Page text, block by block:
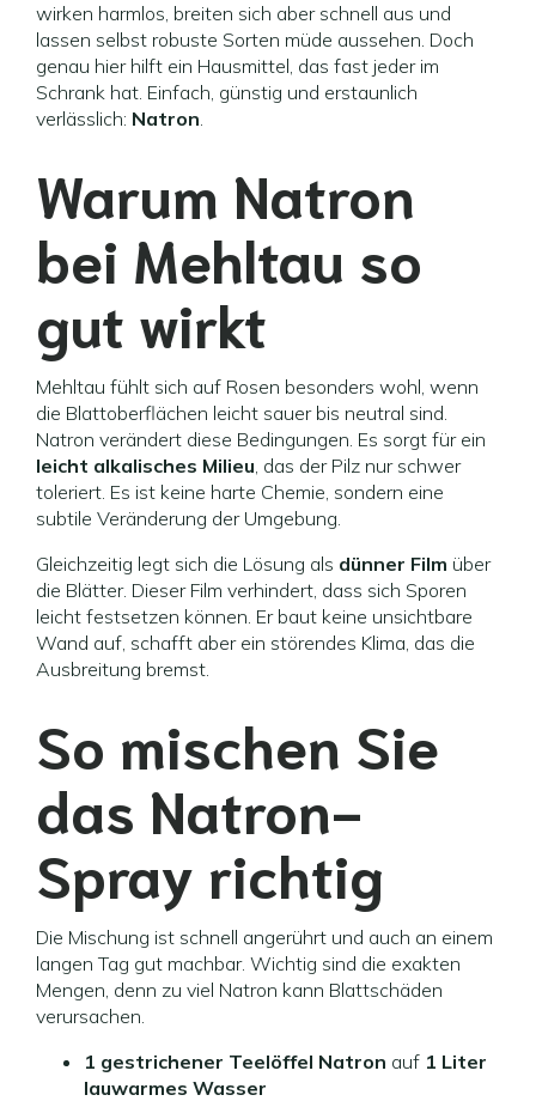
wirken harmlos, breiten sich aber schnell aus und
lassen selbst robuste Sorten müde aussehen. Doch
genau hier hilft ein Hausmittel, das fast jeder im
Schrank hat. Einfach, günstig und erstaunlich
verlässlich: Natron.
Warum Natron
bei Mehltau so
gut wirkt
Mehltau fühlt sich auf Rosen besonders wohl, wenn
die Blattoberflächen leicht sauer bis neutral sind.
Natron verändert diese Bedingungen. Es sorgt für ein
leicht alkalisches Milieu, das der Pilz nur schwer
toleriert. Es ist keine harte Chemie, sondern eine
subtile Veränderung der Umgebung.
Gleichzeitig legt sich die Lösung als dünner Film über
die Blätter. Dieser Film verhindert, dass sich Sporen
leicht festsetzen können. Er baut keine unsichtbare
Wand auf, schafft aber ein störendes Klima, das die
Ausbreitung bremst.
So mischen Sie
das Natron-
Spray richtig
Die Mischung ist schnell angerührt und auch an einem
langen Tag gut machbar. Wichtig sind die exakten
Mengen, denn zu viel Natron kann Blattschäden
verursachen.
1 gestrichener Teelöffel Natron auf 1 Liter
lauwarmes Wasser